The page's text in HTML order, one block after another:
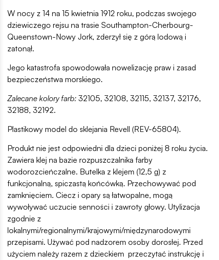
W nocy z 14 na 15 kwietnia 1912 roku, podczas swojego
dziewiczego rejsu na trasie Southampton-Cherbourg-
Queenstown-Nowy Jork, zderzył się z górą lodową i
zatonął.
Jego katastrofa spowodowała nowelizację praw i zasad
bezpieczeństwa morskiego.
Zalecane kolory farb: 32105, 32108, 32115, 32137, 32176,
32188, 32192.
Plastikowy model do sklejania Revell (REV-65804).
Produkt nie jest odpowiedni dla dzieci poniżej 8 roku życia.
Zawiera klej na bazie rozpuszczalnika farby
wodorozcieńczalne. Butelka z klejem (12,5 g) z
funkcjonalną, spiczastą końcówką. Przechowywać pod
zamknięciem. Ciecz i opary są łatwopalne, mogą
wywoływać uczucie senności i zawroty głowy. Utylizacja
zgodnie z
lokalnymi/regionalnymi/krajowymi/międzynarodowymi
przepisami. Używać pod nadzorem osoby dorosłej. Przed
użyciem należy razem z dzieckiem przeczytać instrukcję i